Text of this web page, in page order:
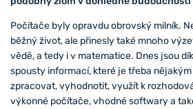
Počítače byly opravdu obrovský milník.
běžný život, ale přinesly také mnoho
vědě, a tedy i v matematice. Dnes jsou
spousty informací, které je třeba
zpracovat, vyhodnotit, využít k
výkonné počítače, vhodné softwary a